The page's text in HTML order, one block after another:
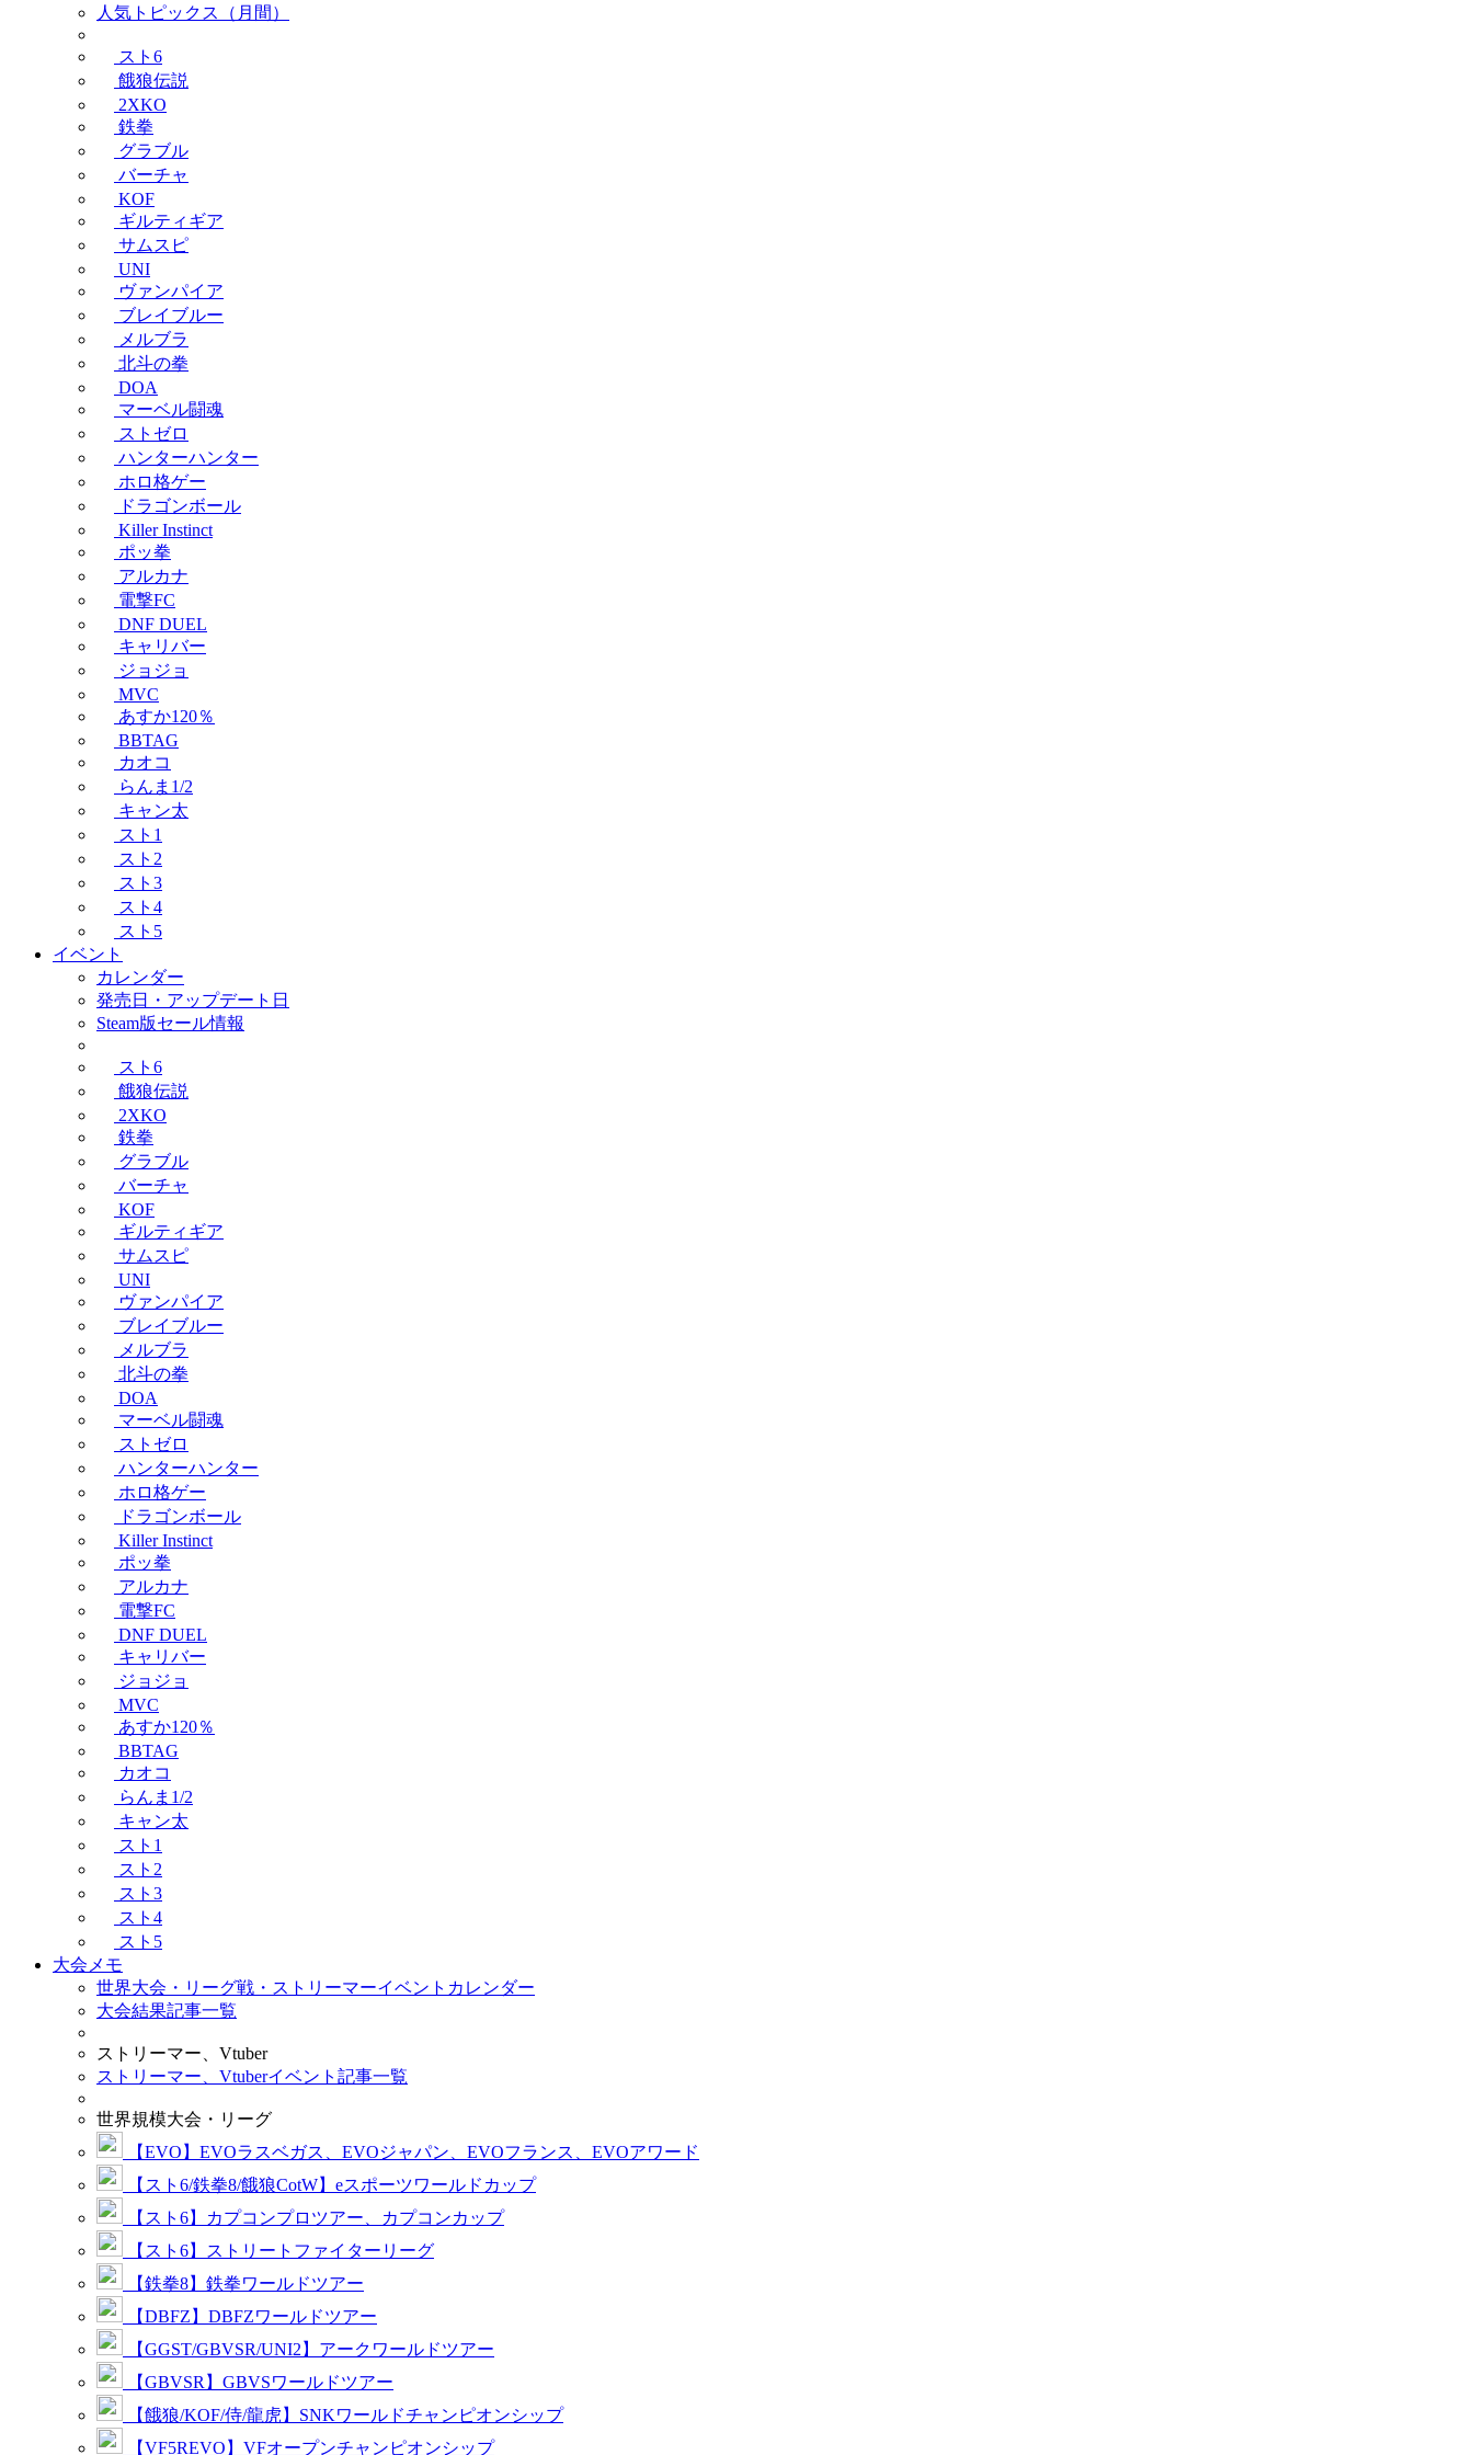
人気トピックス（月間）
スト6
餓狼伝説
2XKO
鉄拳
グラブル
バーチャ
KOF
ギルティギア
サムスピ
UNI
ヴァンパイア
ブレイブルー
メルブラ
北斗の拳
DOA
マーベル闘魂
ストゼロ
ハンターハンター
ホロ格ゲー
ドラゴンボール
Killer Instinct
ポッ拳
アルカナ
電撃FC
DNF DUEL
キャリバー
ジョジョ
MVC
あすか120％
BBTAG
カオコ
らんま1/2
キャン太
スト1
スト2
スト3
スト4
スト5
イベント
カレンダー
発売日・アップデート日
Steam版セール情報
スト6
餓狼伝説
2XKO
鉄拳
グラブル
バーチャ
KOF
ギルティギア
サムスピ
UNI
ヴァンパイア
ブレイブルー
メルブラ
北斗の拳
DOA
マーベル闘魂
ストゼロ
ハンターハンター
ホロ格ゲー
ドラゴンボール
Killer Instinct
ポッ拳
アルカナ
電撃FC
DNF DUEL
キャリバー
ジョジョ
MVC
あすか120％
BBTAG
カオコ
らんま1/2
キャン太
スト1
スト2
スト3
スト4
スト5
大会メモ
世界大会・リーグ戦・ストリーマーイベントカレンダー
大会結果記事一覧
ストリーマー、Vtuber
ストリーマー、Vtuberイベント記事一覧
世界規模大会・リーグ
【EVO】EVOラスベガス、EVOジャパン、EVOフランス、EVOアワード
【スト6/鉄拳8/餓狼CotW】eスポーツワールドカップ
【スト6】カプコンプロツアー、カプコンカップ
【スト6】ストリートファイターリーグ
【鉄拳8】鉄拳ワールドツアー
【DBFZ】DBFZワールドツアー
【GGST/GBVSR/UNI2】アークワールドツアー
【GBVSR】GBVSワールドツアー
【餓狼/KOF/侍/龍虎】SNKワールドチャンピオンシップ
【VF5REVO】VFオープンチャンピオンシップ